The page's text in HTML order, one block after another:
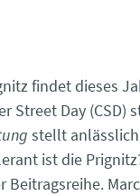
findet dieses
Street Day (CSD)
stellt
ist die
Beitragsreihe.